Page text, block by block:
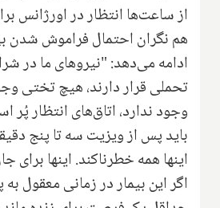
از ساعت‌ها انتظار در اورژانس
هم نگران احتمال فراموش شدن
ادامه می‌دهد: "نیروهای ما در
تحملی قرار دارند، هیچ تختی
وجود ندارد، اتاق‌های انتظار
باید پس از ویزیت سه تا پنج
اینها همه خطرناکند. اینها برای
اگر این بیمار در زمانی معقول